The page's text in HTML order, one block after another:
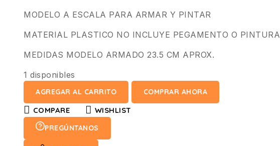
MODELO A ESCALA PARA ARMAR Y PINTAR
MATERIAL PLASTICO NO INCLUYE PEGAMENTO O PINTURA
MEDIDAS MODELO ARMADO 23.5 CM APROX.
1 disponibles
AGREGAR AL CARRITO COMPRAR AHORA
COMPARE WISHLIST
PREGÚNTANOS